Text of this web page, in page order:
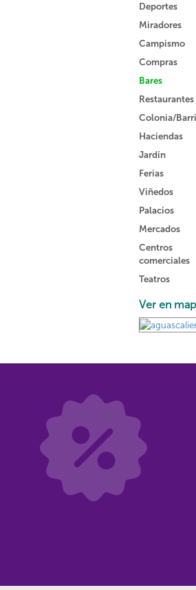
Deportes
Miradores
Campismo
Compras
Bares
Restaurantes
Colonia/
Haciendas
Jardín
Ferias
Viñedos
Palacios
Mercados
Centros
comerciales
Teatros
Ver en